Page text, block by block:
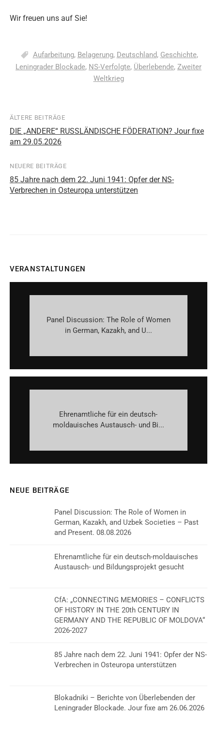
Wir freuen uns auf Sie!
Aufarbeitung, Belagerung, Deutschland, Geschichte,
Leningrader Blockade, NS-Verfolgte, Überlebende, Zweiter
Weltkrieg
Beitragsnavigation
ÄLTERE BEITRÄGE
DIE „ANDERE“ RUSSLÄNDISCHE FÖDERATION? Jour fixe
am 29.05.2026
NEUERE BEITRÄGE
85 Jahre nach dem 22. Juni 1941: Opfer der NS-
Verbrechen in Osteuropa unterstützen
VERANSTALTUNGEN
Panel Discussion: The Role of Women
in German, Kazakh, and U...
Ehrenamtliche für ein deutsch-
moldauisches Austausch- und Bi...
NEUE BEITRÄGE
Panel Discussion: The Role of Women in
German, Kazakh, and Uzbek Societies – Past
and Present. 08.08.2026
Ehrenamtliche für ein deutsch-moldauisches
Austausch- und Bildungsprojekt gesucht
CfA: „CONNECTING MEMORIES – CONFLICTS
OF HISTORY IN THE 20th CENTURY IN
GERMANY AND THE REPUBLIC OF MOLDOVA“
2026-2027
85 Jahre nach dem 22. Juni 1941: Opfer der NS-
Verbrechen in Osteuropa unterstützen
Blokadniki – Berichte von Überlebenden der
Leningrader Blockade. Jour fixe am 26.06.2026